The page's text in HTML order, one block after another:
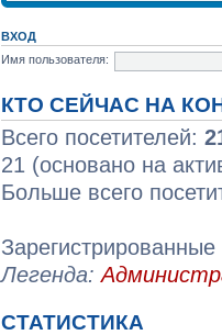
ВХОД
Имя пользователя:
КТО СЕЙЧАС НА
Всего посетителей:
21 (основано на
Больше всего
Легенда:
СТАТИСТИКА